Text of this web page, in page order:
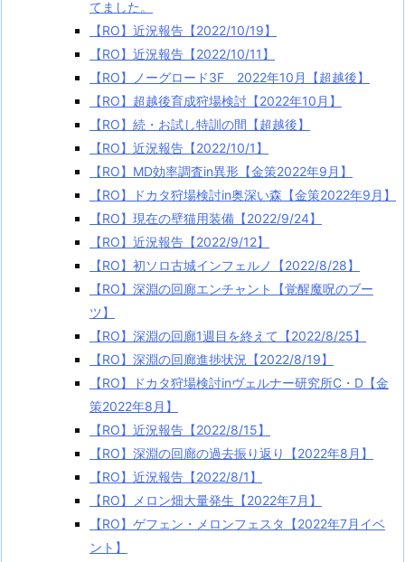
てました。
【RO】近況報告【2022/10/19】
【RO】近況報告【2022/10/11】
【RO】ノーグロード3F 2022年10月【超越後】
【RO】超越後育成狩場検討【2022年10月】
【RO】続・お試し特訓の間【超越後】
【RO】近況報告【2022/10/1】
【RO】MD効率調査in異形【金策2022年9月】
【RO】ドカタ狩場検討in奥深い森【金策2022年9月】
【RO】現在の壁猫用装備【2022/9/24】
【RO】近況報告【2022/9/12】
【RO】初ソロ古城インフェルノ【2022/8/28】
【RO】深淵の回廊エンチャント【覚醒魔呪のブー
ツ】
【RO】深淵の回廊1週目を終えて【2022/8/25】
【RO】深淵の回廊進捗状況【2022/8/19】
【RO】ドカタ狩場検討inヴェルナー研究所C・D【金
策2022年8月】
【RO】近況報告【2022/8/15】
【RO】深淵の回廊の過去振り返り【2022年8月】
【RO】近況報告【2022/8/1】
【RO】メロン畑大量発生【2022年7月】
【RO】ゲフェン・メロンフェスタ【2022年7月イベ
ント】